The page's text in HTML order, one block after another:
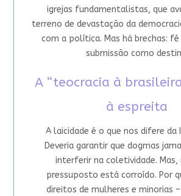
igrejas fundamentalistas, que
terreno de devastação da
com a política. Mas há brechas:
submissão como
A “teocracia à
à espreita
A laicidade é o que nos difere da
Deveria garantir que dogmas
interferir na coletividade. Mas,
pressuposto está corroído. Por
direitos de mulheres e minorias